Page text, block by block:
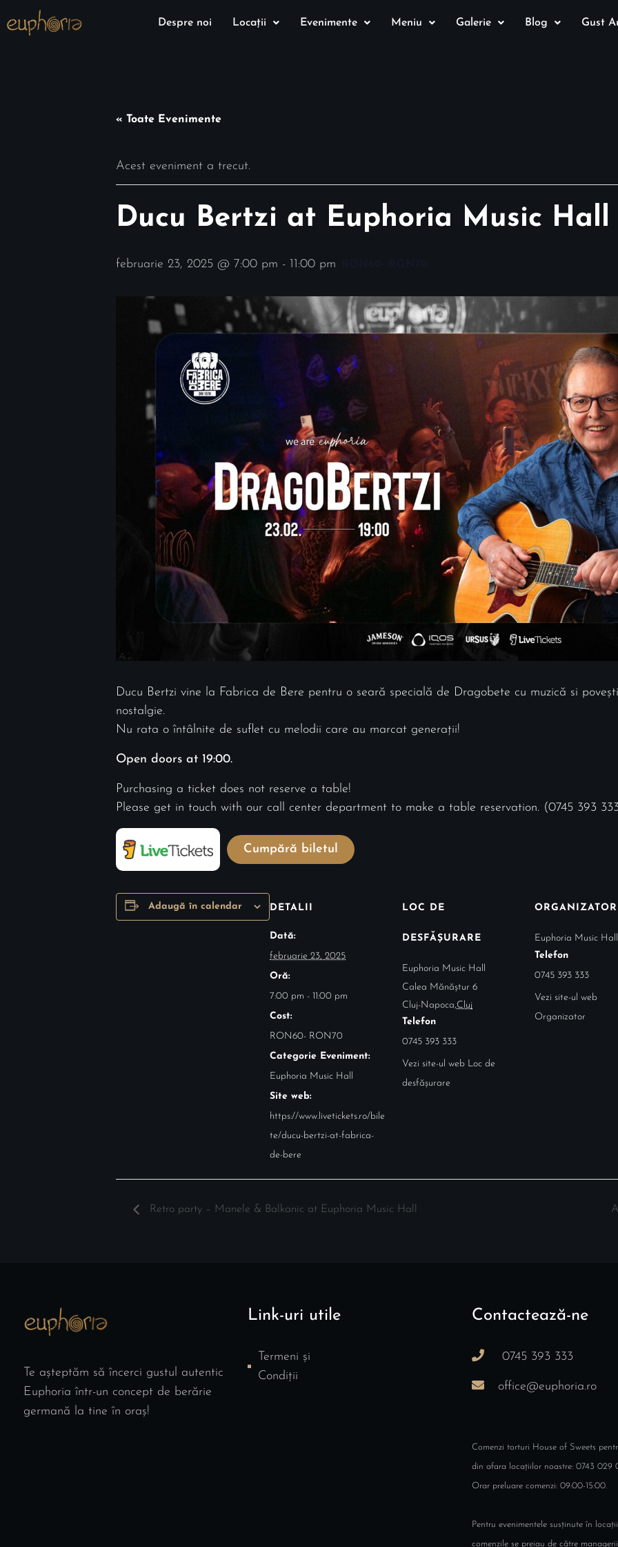
Despre noi Locații Evenimente Meniu Galerie Blog Gust
« Toate Evenimente
Acest eveniment a trecut.
Ducu Bertzi at Euphoria Music Hall
februarie 23, 2025 @ 7:00 pm - 11:00 pm
Ducu Bertzi vine la Fabrica de Bere pentru o seară specială de Dragobete cu muzică si
nostalgie.
Nu rata o întâlnite de suflet cu melodii care au marcat generații!
Open doors at 19:00.
Purchasing a ticket does not reserve a table!
Please get in touch with our call center department to make a table reservation. (0745 393
Cumpără biletul
Adaugă în calendar DETALII
Dată:
februarie 23, 2025
Oră:
7:00 pm - 11:00 pm
Cost:
RON60- RON70
Categorie Eveniment:
Euphoria Music Hall
Site web:
https://www.livetickets.ro/bile
te/ducu-bertzi-at-fabrica-
de-bere
LOC DE
DESFĂȘURARE
Euphoria Music Hall
Calea Mănăștur 6
Cluj-Napoca,Cluj
Telefon
0745 393 333
Vezi site-ul web Loc de
desfășurare
ORGANIZATOR
Euphoria Music Hall
Telefon
0745 393 333
Vezi site-ul web
Organizator
Retro party – Manele & Balkanic at Euphoria Music Hall
Te așteptăm să încerci gustul autentic
Euphoria într-un concept de berărie
germană la tine în oraș!
Link-uri utile
Termeni și
Condiții
Contactează-ne
0745 393 333
office@euphoria.ro
Comenzi torturi House of Sweets
din afara locațiilor noastre: 0743 029
Orar preluare comenzi: 09:00-15:00.
Pentru evenimentele susținute în
comenzile se preiau de către